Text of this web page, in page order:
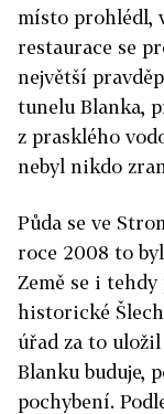
místo prohlédl,
restaurace se
největší
tunelu Blanka,
z prasklého
nebyl nikdo
Půda se ve
roce 2008 to
Země se i
historické
úřad za to
Blanku buduje,
pochybení.